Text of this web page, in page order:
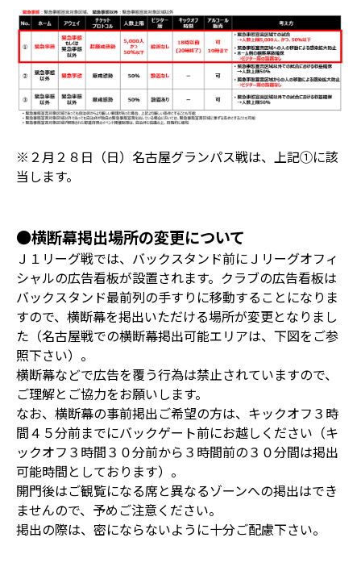
※２月２８日（日）名古屋グランパス戦は、上記①に該
当します。
●横断幕掲出場所の変更について
Ｊ１リーグ戦では、バックスタンド前にＪリーグオフィ
シャルの広告看板が設置されます。クラブの広告看板は
バックスタンド最前列の手すりに移動することになりま
すので、横断幕を掲出いただける場所が変更となりまし
た（名古屋戦での横断幕掲出可能エリアは、下図をご参
照下さい）。
横断幕などで広告を覆う行為は禁止されていますので、
ご理解とご協力をお願いします。
なお、横断幕の事前掲出ご希望の方は、キックオフ３時
間４５分前までにバックゲート前にお越しください（キ
ックオフ３時間３０分前から３時間前の３０分間は掲出
可能時間としております）。
開門後はご観覧になる席と異なるゾーンへの掲出はでき
ませんので、予めご注意ください。
掲出の際は、密にならないように十分ご配慮下さい。